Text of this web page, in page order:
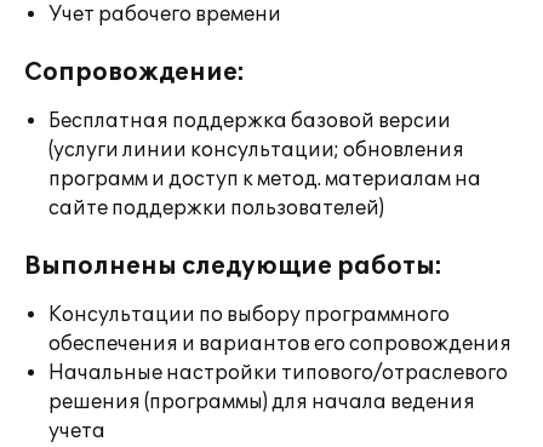
Учет рабочего времени
Сопровождение:
Бесплатная поддержка базовой версии
(услуги линии консультации; обновления
программ и доступ к метод. материалам на
сайте поддержки пользователей)
Выполнены следующие работы:
Консультации по выбору программного
обеспечения и вариантов его сопровождения
Начальные настройки типового/отраслевого
решения (программы) для начала ведения
учета